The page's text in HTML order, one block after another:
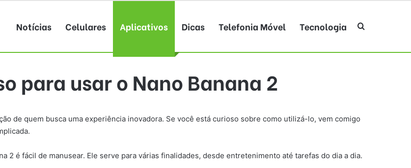
Notícias Celulares Aplicativos Dicas Telefonia Móvel Tecnologia Procurar por
para usar o Nano Banana 2
de quem busca uma experiência inovadora. Se você está curioso sobre como utilizá-lo, vem comigo
2 é fácil de manusear. Ele serve para várias finalidades, desde entretenimento até tarefas do dia a dia.